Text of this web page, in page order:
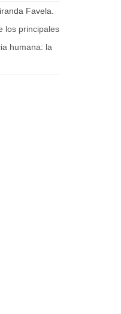
Favela.
los principales
humana: la